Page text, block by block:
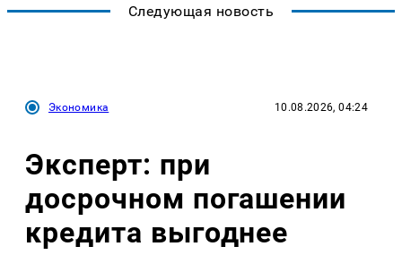
Следующая новость
Экономика 10.08.2026, 04:24
Эксперт: при
досрочном погашении
кредита выгоднее